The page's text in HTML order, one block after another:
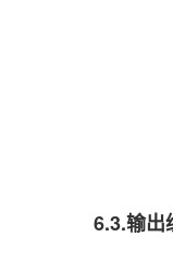
CH4
6.3.输